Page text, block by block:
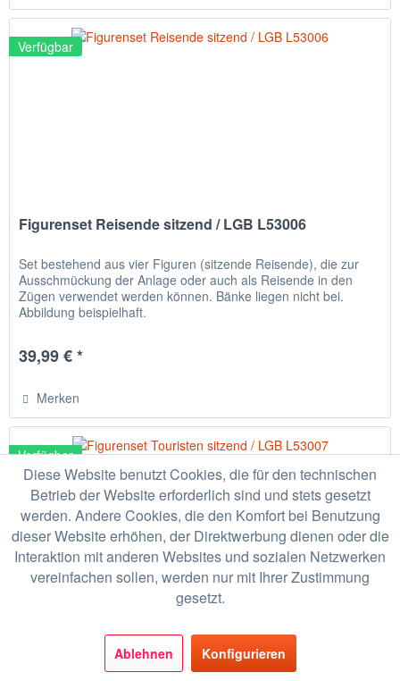
Verfügbar
Figurenset Reisende sitzend / LGB L53006
Set bestehend aus vier Figuren (sitzende Reisende), die zur
Ausschmückung der Anlage oder auch als Reisende in den
Zügen verwendet werden können. Bänke liegen nicht bei.
Abbildung beispielhaft.
39,99 € *
Merken
Verfügbar
Figurenset Touristen sitzend / LGB L53007
Set bestehend aus vier Figuren (sitzende Touristen), die als
Diese Website benutzt Cookies, die für den technischen
Betrieb der Website erforderlich sind und stets gesetzt
werden. Andere Cookies, die den Komfort bei Benutzung
dieser Website erhöhen, der Direktwerbung dienen oder die
Interaktion mit anderen Websites und sozialen Netzwerken
vereinfachen sollen, werden nur mit Ihrer Zustimmung
gesetzt.
Ablehnen Konfigurieren